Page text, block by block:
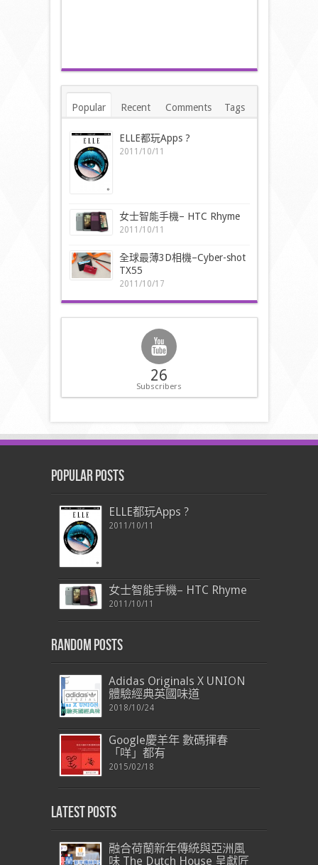
Popular Recent Comments Tags
ELLE都玩Apps ?
2011/10/11
女士智能手機– HTC Rhyme
2011/10/11
全球最薄3D相機–Cyber-shot
TX55
2011/10/17
26
Subscribers
Popular Posts
ELLE都玩Apps ?
2011/10/11
女士智能手機– HTC Rhyme
2011/10/11
Random Posts
Adidas Originals X UNION
體驗經典英國味道
2018/10/24
Google慶羊年 數碼揮春
「咩」都有
2015/02/18
Latest Posts
融合荷蘭新年傳統與亞洲風
味 The Dutch House 呈獻匠